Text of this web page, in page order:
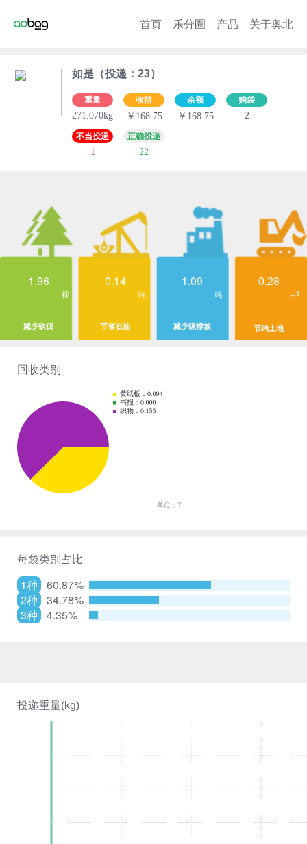
首页 乐分圈 产品 关于奥北
如是（投递：23）
重量
271.070kg
收益
￥168.75
余额
￥168.75
购袋
2
不当投递
1
正确投递
22
投递重量(kg)
1.96
棵
减少砍伐
0.14
吨
节省石油
1.09
吨
减少碳排放
0.28
m3
节约土地
回收类别
每袋类别占比
1种
60.87%
2种
34.78%
3种
4.35%